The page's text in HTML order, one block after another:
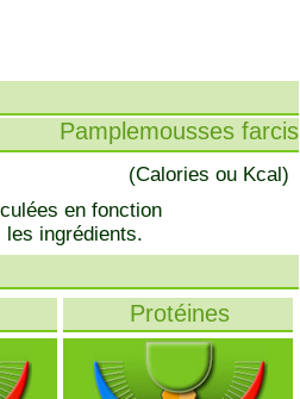
Pamplemousses farcis
(Calories ou Kcal)
en fonction
les ingrédients.
Protéines